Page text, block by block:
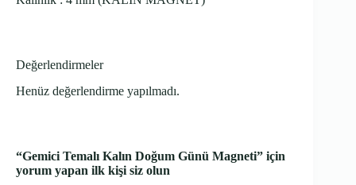
Değerlendirmeler
Henüz değerlendirme yapılmadı.
“Gemici Temalı Kalın Doğum Günü Magneti” için
yorum yapan ilk kişi siz olun